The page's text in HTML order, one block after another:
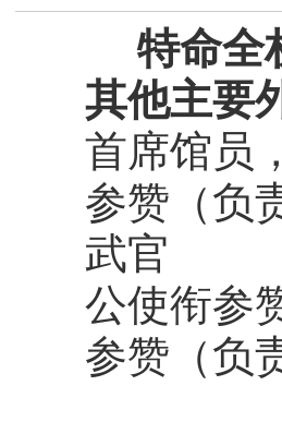
特
其他主要
首席
参赞
武
公使衔参
参赞（负